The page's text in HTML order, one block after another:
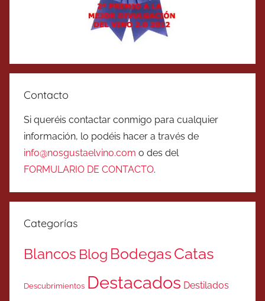
Contacto
Si queréis contactar conmigo para cualquier
información, lo podéis hacer a través de
info@nosgustaelvino.com o des del
FORMULARIO DE CONTACTO.
Categorías
Blancos Blog BodegasCatas
Descubrimientos Destacados Destilados